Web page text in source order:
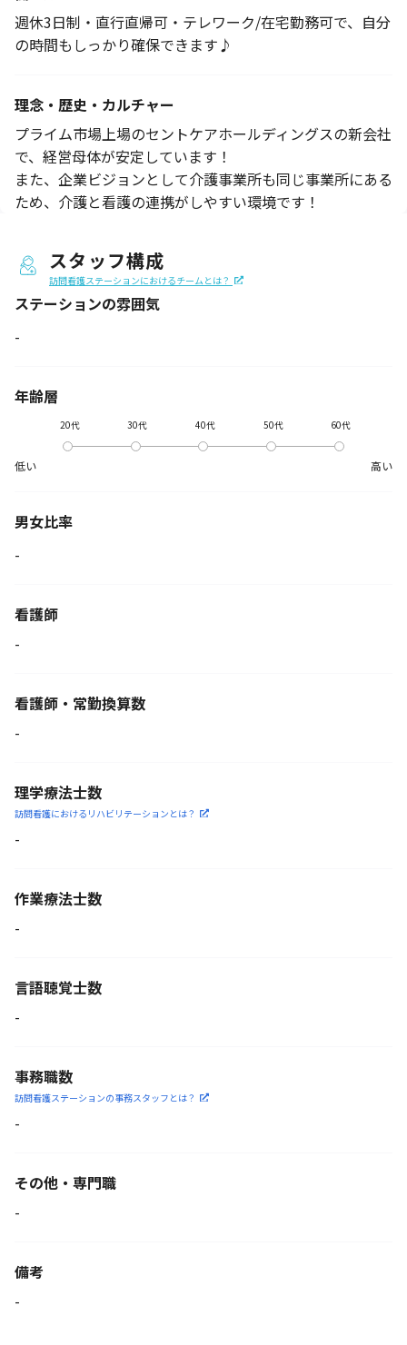
週休3日制・直行直帰可・テレワーク/在宅勤務可で、自分
の時間もしっかり確保できます♪
理念・歴史・カルチャー
プライム市場上場のセントケアホールディングスの新会社
で、経営母体が安定しています！
また、企業ビジョンとして介護事業所も同じ事業所にある
ため、介護と看護の連携がしやすい環境です！
スタッフ構成
訪問看護ステーションにおけるチームとは？
ステーションの雰囲気
-
年齢層
低い
20代 30代 40代 50代 60代
高い
男女比率
-
看護師
-
看護師・常勤換算数
-
理学療法士数
訪問看護におけるリハビリ テーションとは？
-
作業療法士数
-
言語聴覚士数
-
事務職数
訪問看護ステーションの事務スタッフとは？
-
その他・専門職
-
備考
-